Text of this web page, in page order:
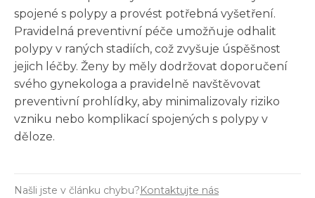
spojené s polypy a provést potřebná vyšetření.
Pravidelná preventivní péče umožňuje odhalit
polypy v raných stadiích, což zvyšuje úspěšnost
jejich léčby. Ženy by měly dodržovat doporučení
svého gynekologa a pravidelně navštěvovat
preventivní prohlídky, aby minimalizovaly riziko
vzniku nebo komplikací spojených s polypy v
děloze.
Našli jste v článku chybu?Kontaktujte nás